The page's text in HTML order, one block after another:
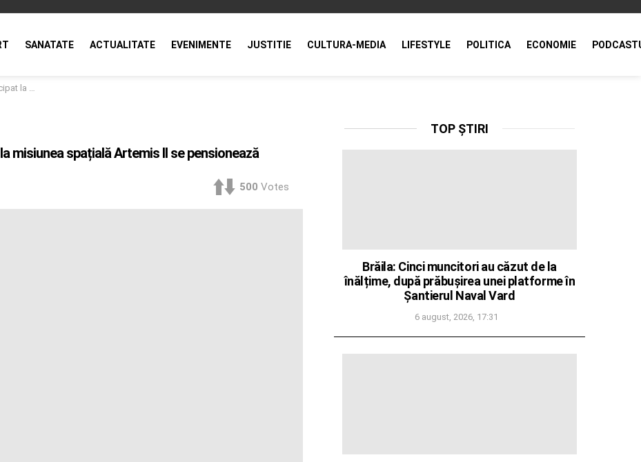
SANATATE ACTUALITATE EVENIMENTE JUSTITIE CULTURA-MEDIA LIFESTYLE POLITICA ECONOMIE
pensionează
misiunea spațială Artemis II se pensionează
500 Votes
TOP ȘTIRI
Brăila: Cinci muncitori au căzut de la
înălțime, după prăbușirea unei platforme în
Șantierul Naval Vard
6 august, 2026, 17:31